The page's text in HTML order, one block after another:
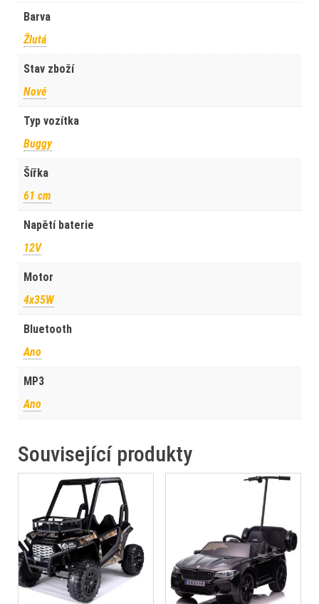
Barva
Žlutá
Stav zboží
Nové
Typ vozítka
Buggy
Šířka
61 cm
Napětí baterie
12V
Motor
4x35W
Bluetooth
Ano
MP3
Ano
Související produkty